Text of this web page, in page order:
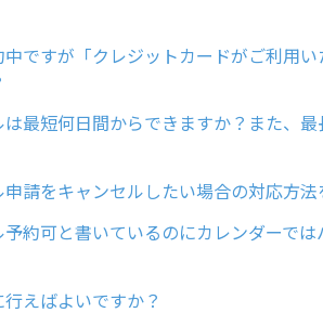
中ですが「クレジットカードがご利用
は最短何日間からできますか？また、
申請をキャンセルしたい場合の対応方法
予約可と書いているのにカレンダーで
えばよいですか？